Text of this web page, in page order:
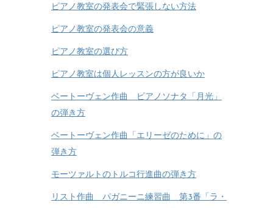
ピアノ教室の発表会で緊張しない方法
ピアノ教室の発表会の意義
ピアノ教室の選び方
ピアノ教室は個人レッスンの方が良いか
ベートーヴェン作曲 ピアノソナタ「月光」
の弾き方
ベートーヴェン作曲「エリーゼのために」の
弾き方
モーツァルトのトルコ行進曲の弾き方
リスト作曲 パガニーニ練習曲 第3番「ラ・